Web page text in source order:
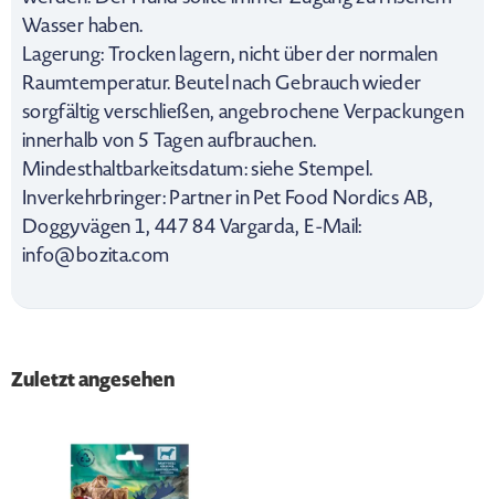
Wasser haben.
Lagerung: Trocken lagern, nicht über der normalen
Raumtemperatur. Beutel nach Gebrauch wieder
sorgfältig verschließen, angebrochene Verpackungen
innerhalb von 5 Tagen aufbrauchen.
Mindesthaltbarkeitsdatum: siehe Stempel.
Inverkehrbringer: Partner in Pet Food Nordics AB,
Doggyvägen 1, 447 84 Vargarda, E-Mail:
info@bozita.com
Zuletzt angesehen